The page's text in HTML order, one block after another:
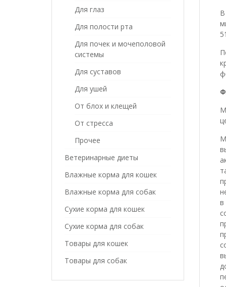
в
Для глаз
Для полости рта
Для почек и мочеполовой
системы
Для суставов
Для ушей
От блох и клещей
От стресса
Прочее
Ветеринарные диеты
Влажные корма для кошек
Влажные корма для собак
Сухие корма для кошек
Сухие корма для собак
Товары для кошек
Товары для собак